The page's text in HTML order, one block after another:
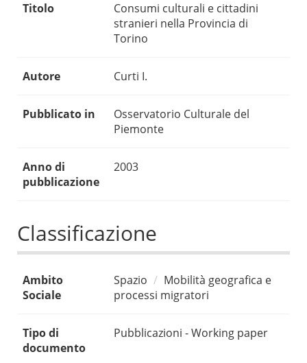
Titolo
Consumi culturali e cittadini
stranieri nella Provincia di
Torino
Autore Curti I.
Pubblicato in
Osservatorio Culturale del
Piemonte
Anno di
pubblicazione
2003
Classificazione
Ambito
Sociale
Spazio
Mobilità geografica e
processi migratori
Tipo di
documento
Pubblicazioni - Working paper